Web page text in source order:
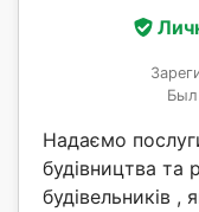
Был
Надаємо
будівництва
будівельників ,